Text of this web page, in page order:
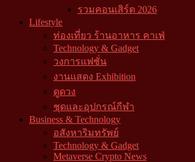
รวมคอนเสิร์ต 2026
Lifestyle
ท่องเที่ยว ร้านอาหาร คาเฟ่
Technology & Gadget
วงการแฟชั่น
งานแสดง Exhibition
ดูดวง
ชุดและอุปกรณ์กีฬา
Business & Technology
อสังหาริมทรัพย์
Technology & Gadget
Metaverse Crypto News